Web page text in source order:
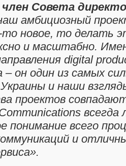
член Совета
амбициозный
новое, то делать
и масштабно.
digital
– он один из самых
и наши
проектов
всегда
понимание всего
и